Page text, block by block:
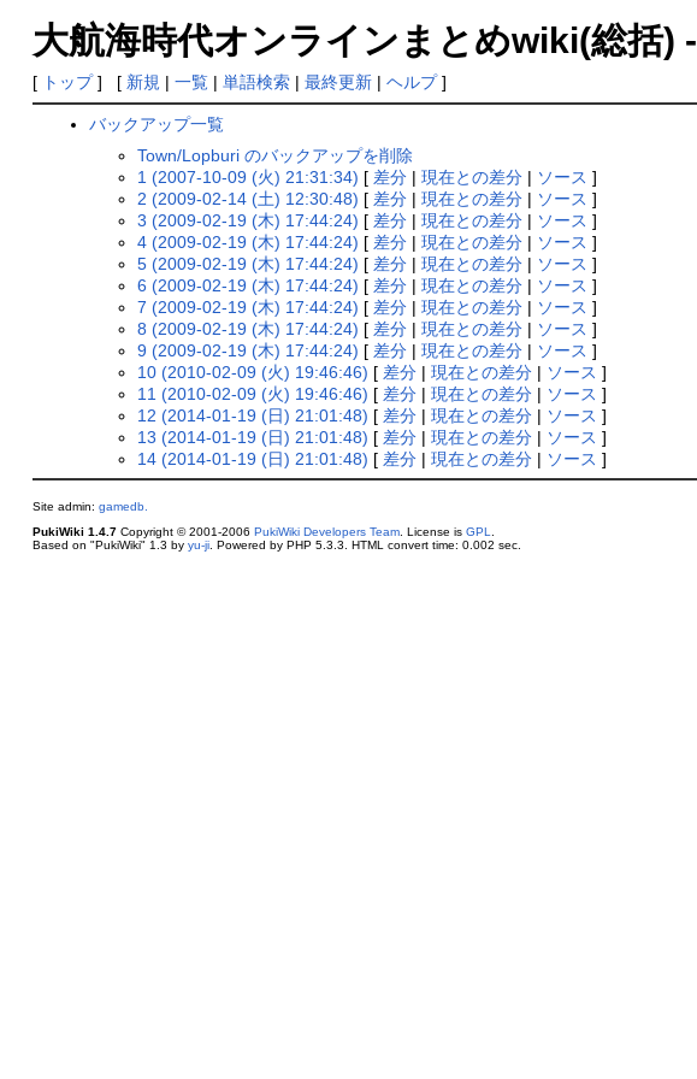
大航海時代オンラインまとめwiki(総括) -
[ トップ] [ 新規 | 一覧| 単語検索| 最終更新| ヘルプ]
バックアップ一覧
Town/Lopburi のバックアップを削除
1 (2007-10-09 (火) 21:31:34) [ 差分 |現在との差分 | ソース ]
2 (2009-02-14 (土) 12:30:48) [ 差分 |現在との差分 | ソース ]
3 (2009-02-19 (木) 17:44:24) [ 差分 |現在との差分 | ソース ]
4 (2009-02-19 (木) 17:44:24) [ 差分 |現在との差分 | ソース ]
5 (2009-02-19 (木) 17:44:24) [ 差分 |現在との差分 | ソース ]
6 (2009-02-19 (木) 17:44:24) [ 差分 |現在との差分 | ソース ]
7 (2009-02-19 (木) 17:44:24) [ 差分 |現在との差分 | ソース ]
8 (2009-02-19 (木) 17:44:24) [ 差分 |現在との差分 | ソース ]
9 (2009-02-19 (木) 17:44:24) [ 差分 |現在との差分 | ソース ]
10 (2010-02-09 (火) 19:46:46) [ 差分 |現在との差分 | ソース ]
11 (2010-02-09 (火) 19:46:46) [ 差分 |現在との差分 | ソース ]
12 (2014-01-19 (日) 21:01:48) [ 差分 |現在との差分 | ソース ]
13 (2014-01-19 (日) 21:01:48) [ 差分 |現在との差分 | ソース ]
14 (2014-01-19 (日) 21:01:48) [ 差分 |現在との差分 | ソース ]
Site admin: gamedb.
PukiWiki 1.4.7Copyright © 2001-2006 PukiWiki Developers Team. License is GPL
Based on "PukiWiki" 1.3 by yu-ji. Powered by PHP 5.3.3. HTML convert time: 0.002 sec.